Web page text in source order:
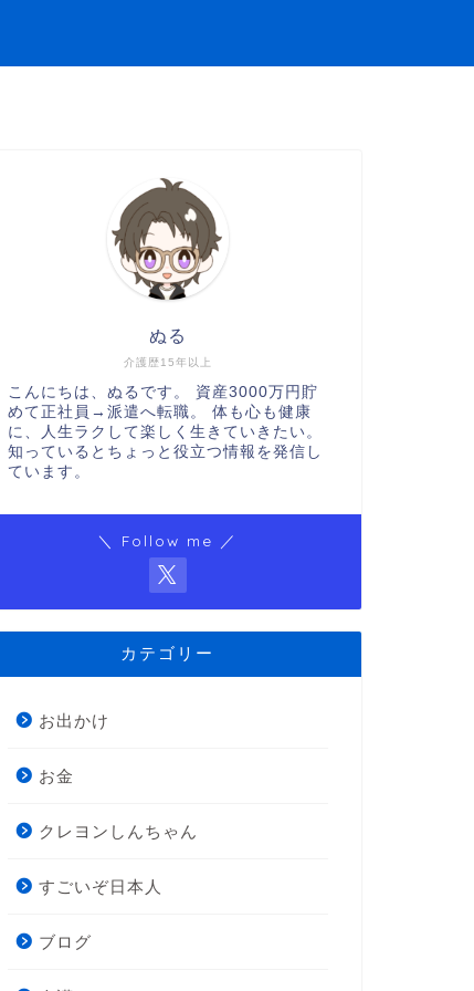
介護歴15年以上
ぬる
こんにちは、ぬるです。 資産3000万円貯
めて正社員→派遣へ転職。 体も心も健康
に、人生ラクして楽しく生きていきたい。
知っているとちょっと役立つ情報を発信し
ています。
＼ Follow me ／
カテゴリー
お出かけ
お金
クレヨンしんちゃん
すごいぞ日本人
ブログ